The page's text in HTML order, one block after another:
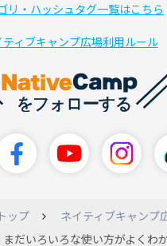
リ・ハッシュタグ一覧はこちら
ティブキャンプ広場利用ルール
ップ
ネイティブキャンプ
的な質問で申し訳ないのですが各講師のページからお気に入りのリストを分類して登録する事や、分類したリストから削除